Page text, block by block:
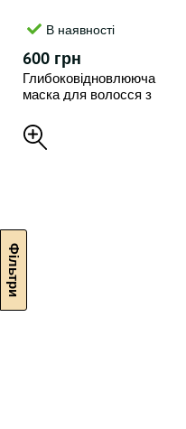
В наявності
600 грн
Глибоковідновлююча
маска для волосся з
restoring hair mask , 300 ml